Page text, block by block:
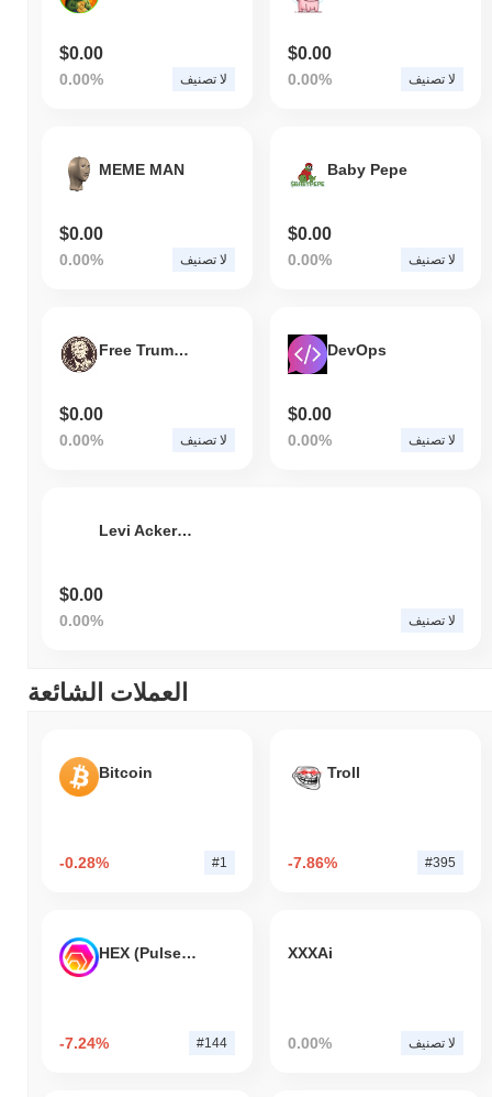
$0.00
0.00% لا تصنيف
$0.00
0.00% لا تصنيف
MEME MAN
$0.00
0.00% لا تصنيف
Baby Pepe
$0.00
0.00% لا تصنيف
Free Trump Dao
$0.00
0.00% لا تصنيف
DevOps
$0.00
0.00% لا تصنيف
Levi Ackerman
$0.00
0.00% لا تصنيف
العملات الشائعة
Bitcoin
-0.28% #1
Troll
-7.86% #395
HEX (Pulsechain)
-7.24% #144
XXXAi
0.00% لا تصنيف